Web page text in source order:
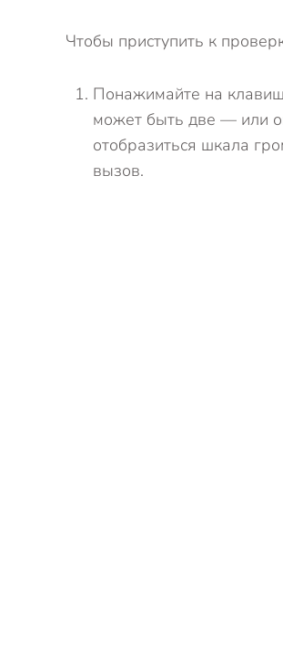
Чтобы приступить к
Понажимайте на
может быть две — или
отобразиться шкала
вызов.